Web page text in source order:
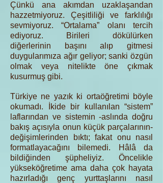
Çünkü ana akımdan uzaklaşandan
hazzetmiyoruz. Çeşitliliği ve farklılığı
sevmiyoruz. “Ortalama” olanı tercih
ediyoruz. Birileri dökülürken
diğerlerinin başını alıp gitmesi
duygularımıza ağır geliyor; sanki özgün
olmak veya nitelikte öne çıkmak
kusurmuş gibi.
Türkiye ne yazık ki ortaöğretimi böyle
okumadı. İkide bir kullanılan “sistem”
laflarından ve sistemin -aslında doğru
bakış açısıyla onun küçük parçalarının-
değişimlerinden bıktı; fakat onu nasıl
formatlayacağını bilemedi. Hâlâ da
bildiğinden şüpheliyiz. Öncelikle
yükseköğretime ama daha çok hayata
hazırladığı genç yurttaşlarını nasıl